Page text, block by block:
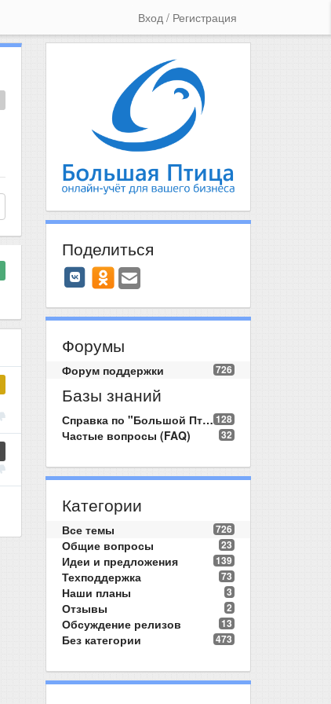
Вход / Регистрация
Поделиться
Форумы
726
Форум поддержки
Базы знаний
128
Справка по "Большой Птице"
32
Частые вопросы (FAQ)
Категории
726
Все темы
23
Общие вопросы
139
Идеи и предложения
73
Техподдержка
3
Наши планы
2
Отзывы
13
Обсуждение релизов
473
Без категории